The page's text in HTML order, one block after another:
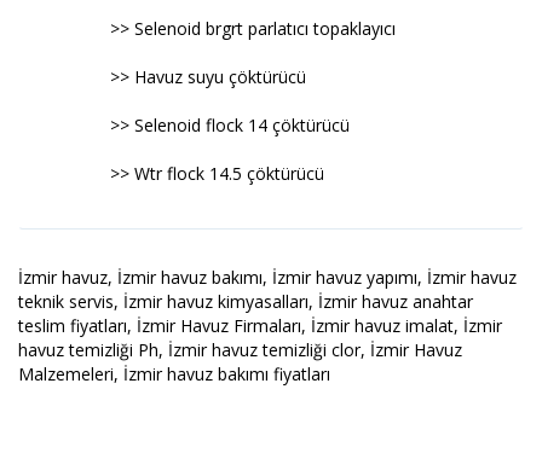
>> Selenoid brgrt parlatıcı topaklayıcı
>> Havuz suyu çöktürücü
>> Selenoid flock 14 çöktürücü
>> Wtr flock 14.5 çöktürücü
İzmir havuz, İzmir havuz bakımı, İzmir havuz yapımı, İzmir havuz
teknik servis, İzmir havuz kimyasalları, İzmir havuz anahtar
teslim fiyatları, İzmir Havuz Firmaları, İzmir havuz imalat, İzmir
havuz temizliği Ph, İzmir havuz temizliği clor, İzmir Havuz
Malzemeleri, İzmir havuz bakımı fiyatları